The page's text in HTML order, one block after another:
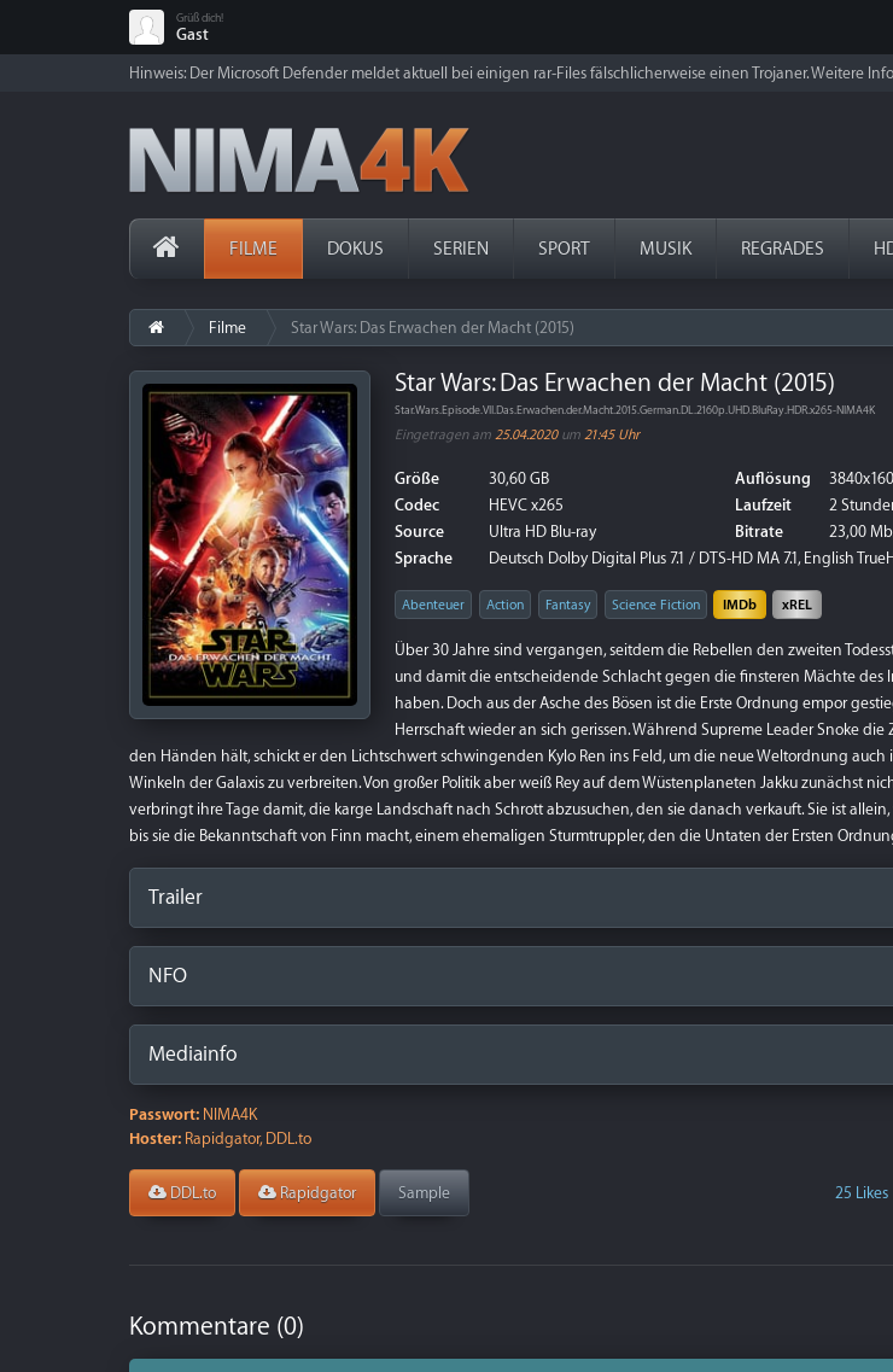
Grüß dich!
Gast
Hinweis: Der Microsoft Defender meldet aktuell bei einigen rar-Files fälschlicherweise einen Trojaner. Weitere
FILME DOKUS SERIEN SPORT MUSIK REGRADES
Filme Star Wars: Das Erwachen der Macht (2015)
Star Wars: Das Erwachen der Macht (2015)
Star.Wars.Episode.VII.Das.Erwachen.der.Macht.2015.German.DL.2160p.UHD.BluRay.HDR.x265-NIMA4K
Eingetragen am 25.04.2020um 21:45 Uhr
Größe
30,60 GB
Codec
HEVC x265
Source
Ultra HD Blu-ray
Sprache
Deutsch Dolby Digital Plus 7.1 / DTS-HD MA 7.1, English
Auflösung
Laufzeit
2
Bitrate
23,00
Abenteuer Action Fantasy Science Fiction IMDb xREL
Über 30 Jahre sind vergangen, seitdem die Rebellen den zweiten
und damit die entscheidende Schlacht gegen die finsteren Mächte des
haben. Doch aus der Asche des Bösen ist die Erste Ordnung empor
Herrschaft wieder an sich gerissen. Während Supreme Leader Snoke
den Händen hält, schickt er den Lichtschwert schwingenden Kylo Ren ins Feld, um die neue Weltordnung auch
Winkeln der Galaxis zu verbreiten. Von großer Politik aber weiß Rey auf dem Wüstenplaneten Jakku zunächst
verbringt ihre Tage damit, die karge Landschaft nach Schrott abzusuchen, den sie danach verkauft. Sie ist
bis sie die Bekanntschaft von Finn macht, einem ehemaligen Sturmtruppler, den die Untaten der Ersten
Trailer
NFO
Mediainfo
Passwort: NIMA4K
Hoster: Rapidgator, DDL.to
DDL.to Rapidgator Sample 25 Likes
Kommentare (0)